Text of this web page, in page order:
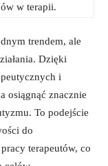
w terapii.
trendem, ale
Dzięki
i
osiągnąć znacznie
To podejście
do
terapeutów, co